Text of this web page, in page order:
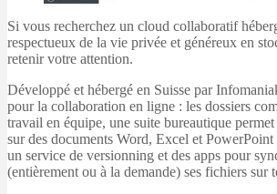
Si vous recherchez un cloud collaboratif
respectueux de la vie privée et généreux en
retenir votre attention.
Développé et hébergé en Suisse par
pour la collaboration en ligne : les dossiers
travail en équipe, une suite bureautique
sur des documents Word, Excel et
un service de versionning et des apps pour
(entièrement ou à la demande) ses fichiers sur